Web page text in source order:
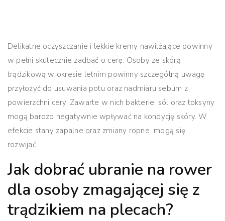
Delikatne oczyszczanie i lekkie kremy nawilżające powinny
w pełni skutecznie zadbać o cerę. Osoby ze skórą
trądzikową w okresie letnim powinny szczególną uwagę
przyłożyć do usuwania potu oraz nadmiaru sebum z
powierzchni cery. Zawarte w nich bakterie, sól oraz toksyny
mogą bardzo negatywnie wpływać na kondycję skóry. W
efekcie stany zapalne oraz zmiany ropne mogą się
rozwijać.
Jak dobrać ubranie na rower
dla osoby zmagającej się z
trądzikiem na plecach?